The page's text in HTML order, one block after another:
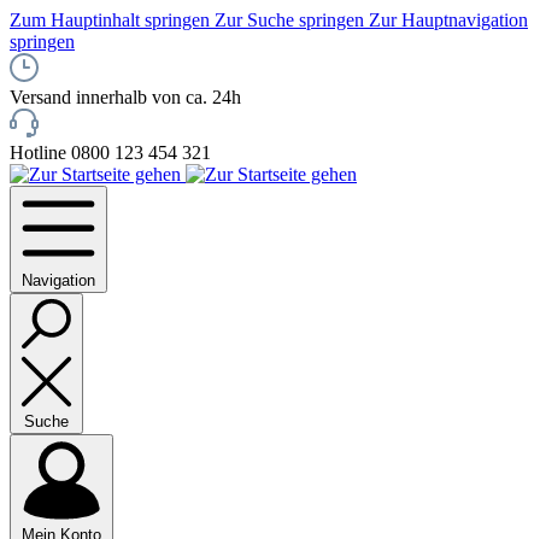
Zum Hauptinhalt springen Zur Suche springen Zur Hauptnavigation
springen
Versand innerhalb von ca. 24h
Hotline 0800 123 454 321
Navigation
Suche
Mein Konto